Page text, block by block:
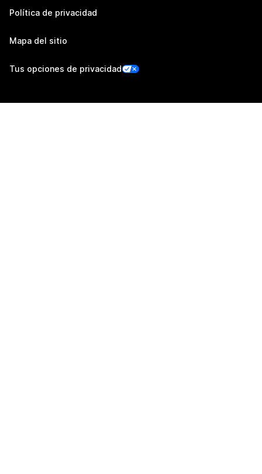
Política de privacidad
Mapa del sitio
Tus opciones de privacidad